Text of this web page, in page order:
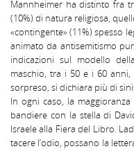
Mannheimer ha distinto fra
(10%) di natura religiosa,
«contingente» (11%) spesso
animato da antisemitismo
indicazioni sul modello
maschio, tra i 50 e i 60
sorpreso, si dichiara più di
In ogni caso, la
bandiere con la stella di
Israele alla Fiera del Libro.
tacere l’odio, possano la